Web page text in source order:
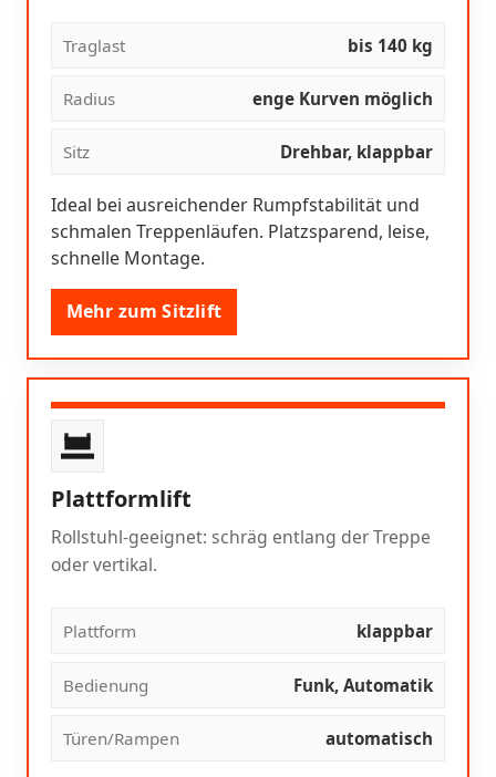
Traglast bis 140 kg
Radius enge Kurven möglich
Sitz Drehbar, klappbar
Ideal bei ausreichender Rumpfstabilität und
schmalen Treppenläufen. Platzsparend, leise,
schnelle Montage.
Mehr zum Sitzlift
Plattformlift
Rollstuhl-geeignet: schräg entlang der Treppe
oder vertikal.
Plattform klappbar
Bedienung Funk, Automatik
Türen/Rampen automatisch